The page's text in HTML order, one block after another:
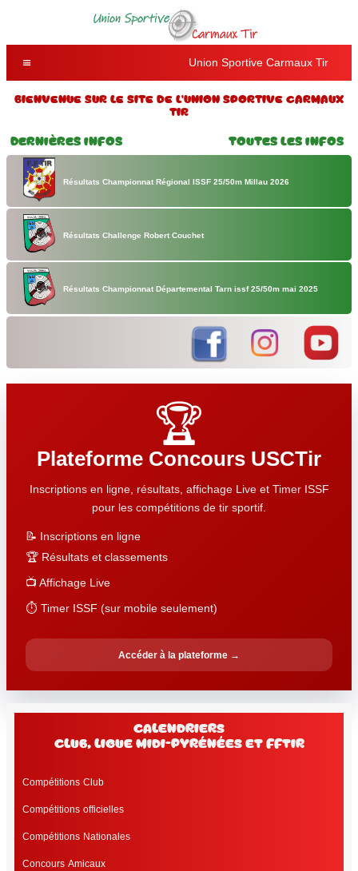
Union Sportive Carmaux Tir
Bienvenue sur le site de l'Union Sportive Carmaux
Tir
Dernières Infos Toutes les Infos
Résultats Championnat Régional ISSF 25/50m Millau 2026
Résultats Challenge Robert Couchet
Résultats Championnat Départemental Tarn issf 25/50m mai 2025
🏆
Plateforme Concours USCTir
Inscriptions en ligne, résultats, affichage Live et Timer ISSF
pour les compétitions de tir sportif.
📝 Inscriptions en ligne
🏆 Résultats et classements
📺 Affichage Live
⏱️ Timer ISSF (sur mobile seulement)
Accéder à la plateforme →
Calendriers
club, Ligue Midi-Pyrénées et FFtir
Compétitions C ub
Compétitions officie es
Compétitions Nationa es
Concours Amicaux